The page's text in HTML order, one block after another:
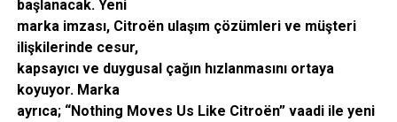
başlanacak. Yeni
marka imzası, Citroën ulaşım çözümleri ve müşteri
ilişkilerinde cesur,
kapsayıcı ve duygusal çağın hızlanmasını ortaya
koyuyor. Marka
ayrıca; “Nothing Moves Us Like Citroën” vaadi ile yeni